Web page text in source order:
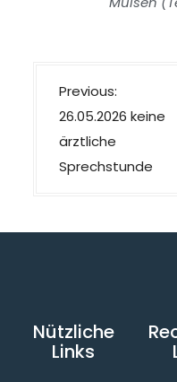
Previous:
26.05.2026 keine
ärztliche
Sprechstunde
Nützliche
Links